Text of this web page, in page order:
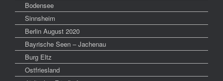
Bodensee
Sinnsheim
Berlin August 2020
Bayrische Seen – Jachenau
Burg Eltz
Ostfriesland